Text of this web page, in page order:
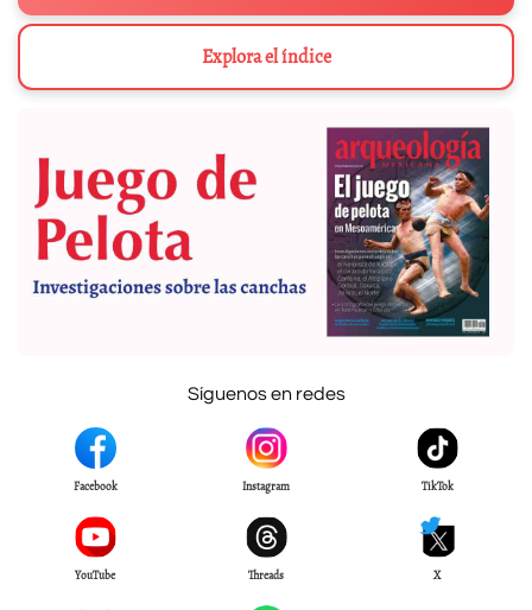
Explora el índice
Síguenos en redes
Facebook Instagram TikTok
YouTube Threads X